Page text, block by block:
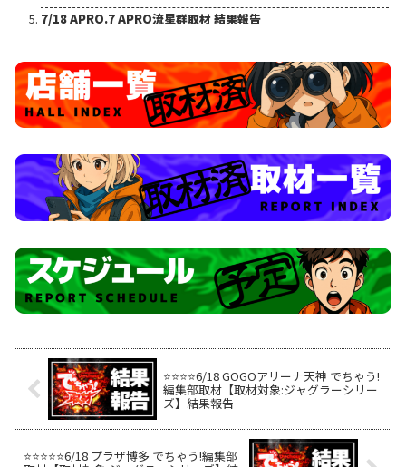
7/18 APRO.7 APRO流星群取材 結果報告
⭐️⭐️⭐️⭐️6/18 GOGOアリーナ天神 でちゃう!
編集部取材【取材対象:ジャグラーシリー
ズ】結果報告
⭐️⭐️⭐️⭐️⭐️6/18 プラザ博多 でちゃう!編集部